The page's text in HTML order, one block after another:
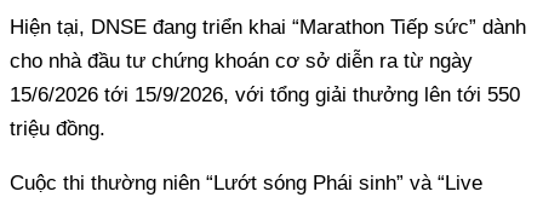
Hiện tại, DNSE đang triển khai “Marathon Tiếp sức” dành
cho nhà đầu tư chứng khoán cơ sở diễn ra từ ngày
15/6/2026 tới 15/9/2026, với tổng giải thưởng lên tới 550
triệu đồng.
Cuộc thi thường niên “Lướt sóng Phái sinh” và “Live